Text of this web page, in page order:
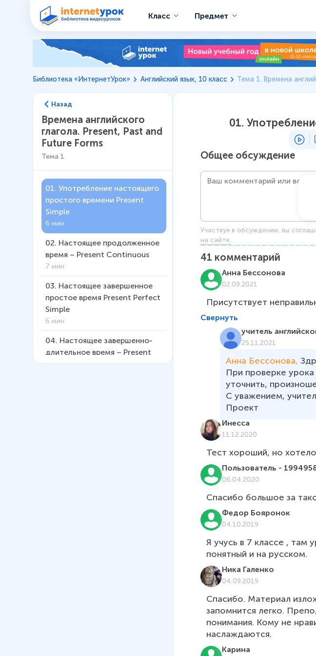
Класс Предмет
Библиотека «ИнтернетУрок» Английский язык, 10 класс Тема 1. Времена
Назад
Времена английского
глагола. Present, Past and
Future Forms
Тема 1
01. Употребление настоящего
простого времени Present
Simple
6 мин
02. Настоящее продолженное
время – Present Continuous
7 мин
03. Настоящее завершенное
простое время Present Perfect
Simple
6 мин
04. Настоящее завершенно-
длительное время – Present
Perfect Continuous
01.
Общее обсуждение
Участвуя в обсуждении, вы
на сайте.
41 комментарий
Анна Бессонова
02.09.2021
Присутствует
Свернуть
учитель
25.11.2021
Анна Бессонова,
При проверке
уточнить,
С уважением,
Инесса
11.12.2020
Тест хороший, но
Пользователь -
06.04.2020
Спасибо большое за
Федор Бояронок
04.10.2019
Я учусь в 7 классе , там
понятный и на русском.
Ника Галенко
04.09.2019
Спасибо. Материал
запомнится легко.
понимания. Кому не
наслаждаются.
Карина